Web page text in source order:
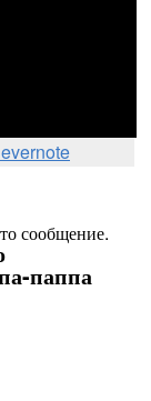
сообщение.
паппа